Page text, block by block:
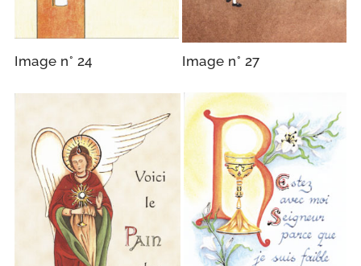
Image n° 24 Image n° 27